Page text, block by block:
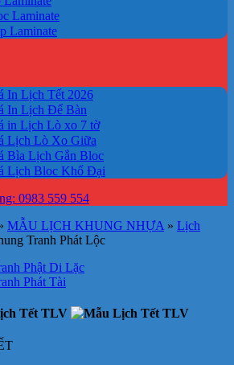
Laminate
Laminate
In Lịch Tết 2026
In Lịch Để Bàn
in Lịch Lò xo 7 tờ
Lịch Lò Xo Giữa
Bìa Lịch Gắn Bloc
Lịch Bloc Khổ Đại
0983 559 554
MẪU LỊCH KHUNG NHỰA » Lịch
Tranh Phát Lộc